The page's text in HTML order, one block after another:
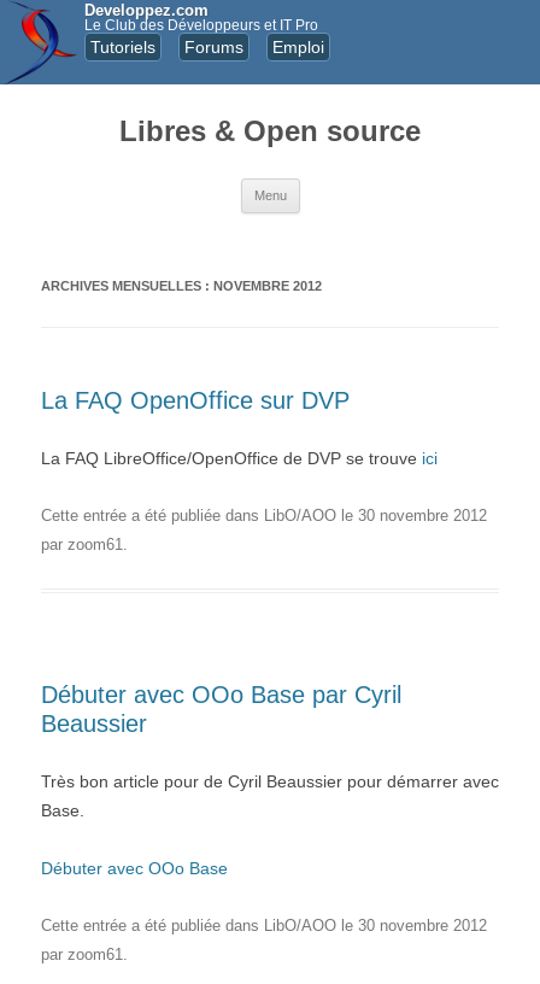
Developpez.com
Le Club des Développeurs et IT Pro
Tutoriels Forums Emploi
Libres & Open source
Menu
ARCHIVES MENSUELLES : NOVEMBRE 2012
La FAQ OpenOffice sur DVP
La FAQ LibreOffice/OpenOffice de DVP se trouve ici
Cette entrée a été publiée dans LibO/AOO le 30 novembre 2012
par zoom61.
Débuter avec OOo Base par Cyril
Beaussier
Très bon article pour de Cyril Beaussier pour démarrer avec
Base.
Débuter avec OOo Base
Cette entrée a été publiée dans LibO/AOO le 30 novembre 2012
par zoom61.